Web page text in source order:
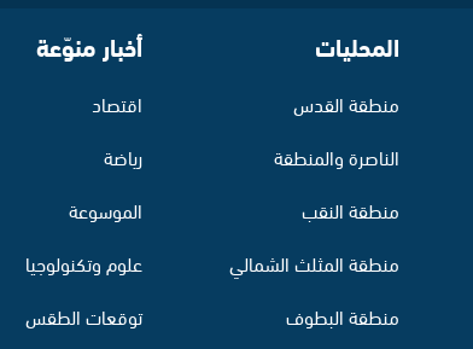
المحليات
منطقة القدس
الناصرة والمنطقة
منطقة النقب
منطقة المثلث الشمالي
منطقة البطوف
أخبار منوّعة
اقتصاد
رياضة
الموسوعة
علوم وتكنولوجيا
توقعات الطقس